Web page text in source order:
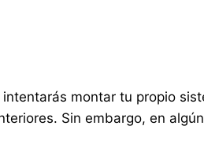
montar tu propio
Sin embargo, en